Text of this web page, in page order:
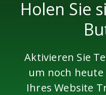
Holen Sie
Aktivieren Sie
um noch
Ihres Website